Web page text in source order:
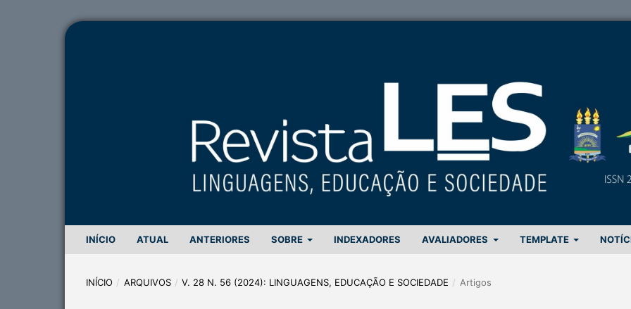
INÍCIO ATUAL ANTERIORES SOBRE INDEXADORES AVALIADORES TEMPLATE
INÍCIO / ARQUIVOS / V. 28 N. 56 (2024): LINGUAGENS, EDUCAÇÃO E SOCIEDADE / Artigos